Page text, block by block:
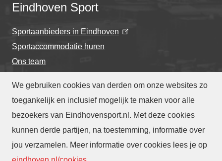
We gebruiken cookies van derden om onze websites zo
toegankelijk en inclusief mogelijk te maken voor alle
bezoekers van Eindhovensport.nl. Met deze cookies
kunnen derde partijen, na toestemming, informatie over
jou verzamelen. Meer informatie over cookies lees je op
Eindhoven Sport
Sportaanbieders in Eindhoven
Sportaccommodatie huren
Ons team
Privacyverklaring-Cookieverklaring
-Toegankelijkheidsverklaring -Webarchief
-
Translate